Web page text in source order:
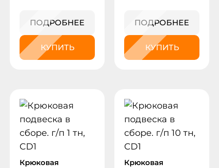
ПОДРОБНЕЕ
КУПИТЬ
ПОДРОБНЕЕ
КУПИТЬ
Крюковая
Крюковая